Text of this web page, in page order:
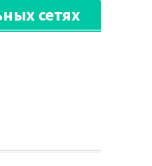
сетях